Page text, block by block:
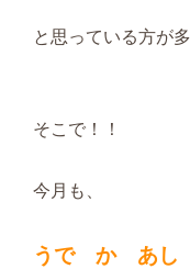
と思っている方が
そこで！！
今月も、
うで か あし